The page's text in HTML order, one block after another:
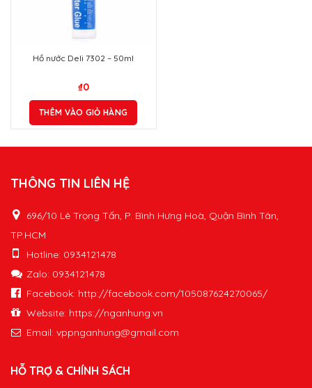
Hồ nước Deli 7302 – 50ml
₫0
THÊM VÀO GIỎ HÀNG
THÔNG TIN LIÊN HỆ
696/10 Lê Trọng Tấn, P. Bình Hưng Hoà, Quận Bình Tân,
TP.HCM
Hotline: 0934121478
Zalo: 0934121478
Facebook: http://facebook.com/105087624270065/
Website: https://nganhung.vn
Email: vppnganhung@gmail.com
HỖ TRỢ & CHÍNH SÁCH